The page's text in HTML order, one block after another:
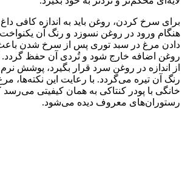
برای سرخ کردن، روغن باید به اندازه کافی
هنگام ورود در روغن نسوزد و رنگ آن یکنواخت
دادن مرغ در سبد توری پس از سرخ شدن
روغن اضافه خارج شود و تُردی آن حفظ
از اندازه در روغن سرد قرار بگیرد، پوشش
رنگ آن تیره می‌گردد. با رعایت این نکته‌ها،
خانگی با پودر کنتاکی به همان کیفیتی می‌رسد
رستوران‌های معروف دیده می‌شود.